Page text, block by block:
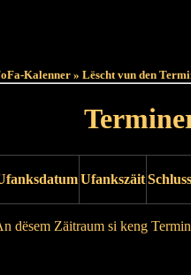
Kalenner » Lëscht vun den
Ufankszäit
dësem Zäitraum si keng